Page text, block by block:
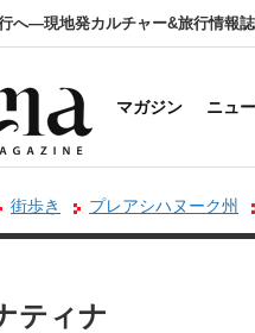
へ―現地発カルチャー&旅行情報誌
マガジン ニュ
街歩き プレアシハヌーク州
ティナ